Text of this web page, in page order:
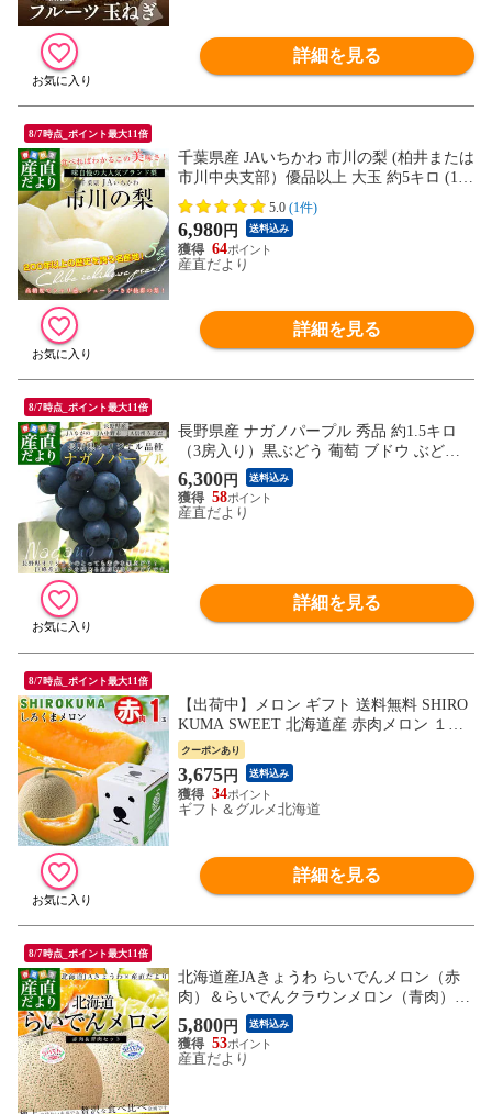
詳細を見る
8/7時点_ポイント最大11倍
千葉県産 JAいちかわ 市川の梨 (柏井または
市川中央支部）優品以上 大玉 約5キロ (12
玉から14玉) 送料無料 なし ナシ 幸水 豊水
あきづき
5.0 (1件)
6,980円 送料込み
64
産直だより
詳細を見る
8/7時点_ポイント最大11倍
長野県産 ナガノパープル 秀品 約1.5キロ
（3房入り）黒ぶどう 葡萄 ブドウ ぶどう
送料無料 クール便
6,300円 送料込み
58
産直だより
詳細を見る
8/7時点_ポイント最大11倍
【出荷中】メロン ギフト 送料無料 SHIRO
KUMA SWEET 北海道産 赤肉メロン １玉
入（約1.6kg 大玉 Lサイズ） / お中元 御中
元ギフト 夏ギフト 暑中御見舞 敬老の日 １
個 北海道 白くま シロクマ しろくま ピリ
カ かわいい シロクマスイート [hmln] 26kei
クーポンあり
3,675円 送料込み
34
ギフト＆グルメ北海道
詳細を見る
8/7時点_ポイント最大11倍
北海道産JAきょうわ らいでんメロン（赤
肉）＆らいでんクラウンメロン（青肉）大
玉2玉セット（合計約3キロ） 送料無料 メ
ロン 北海道メロン ギフト お中元
5,800円 送料込み
53
産直だより